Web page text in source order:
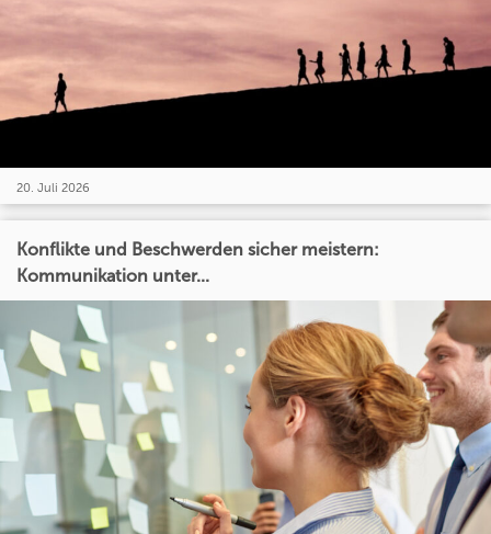
20. Juli 2026
Konflikte und Beschwerden sicher meistern:
Kommunikation unter...